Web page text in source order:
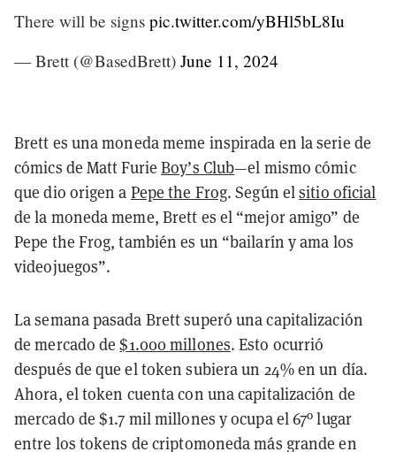
There will be signs pic.twitter.com/yBHl5bL8Iu
— Brett (@BasedBrett) June 11, 2024
Brett es una moneda meme inspirada en la serie de
cómics de Matt FurieBoy’s Club—el mismo cómic
que dio origen a Pepe the Frog. Según elsitio oficial
de la moneda meme, Brett es el “mejor amigo” de
Pepe the Frog, también es un “bailarín y ama los
videojuegos”.
La semana pasada Brett superó una capitalización
de mercado de$1.000 millones. Esto ocurrió
después de que el token subiera un 24% en un día.
Ahora, el token cuenta con una capitalización de
mercado de $1.7 mil millones y ocupa el 67º lugar
entre los tokens de criptomoneda más grande en